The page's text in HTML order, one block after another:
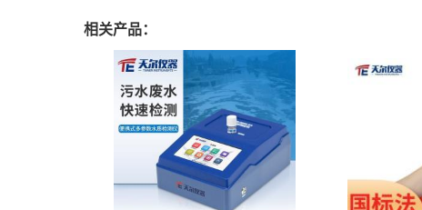
相关产品：